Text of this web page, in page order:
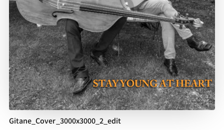
Gitane_Cover_3000x3000_2_edit